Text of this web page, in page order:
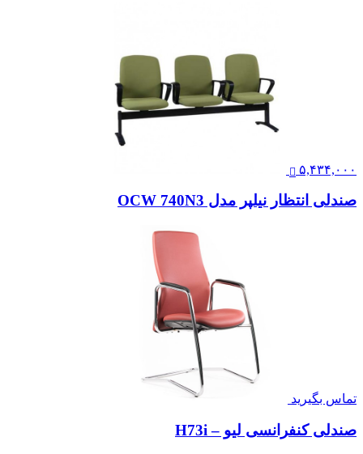
۵,۴۳۴,۰۰۰
صندلی انتظار نیلپر مدل OCW 740N3
تماس بگیرید
صندلی کنفرانسی لیو – H73i